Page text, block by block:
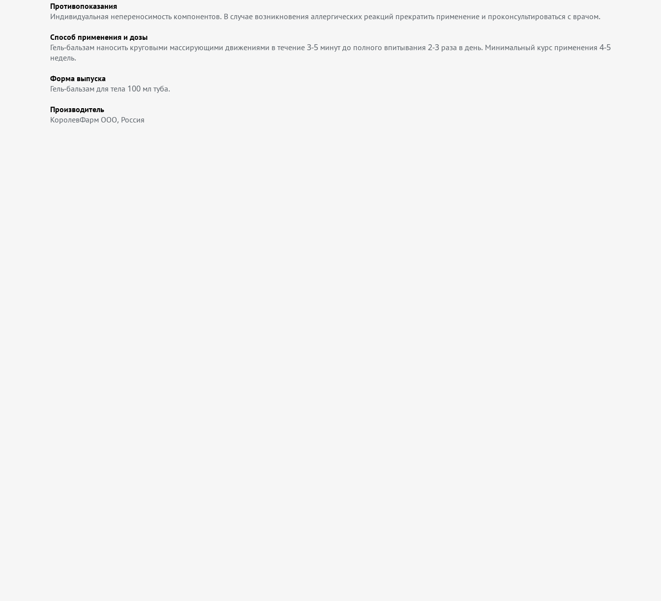
Противопоказания
Индивидуальная непереносимость компонентов. В случае возникновения аллергических реакций прекратить применение и проконсультироваться с врачом.
Способ применения и дозы
Гель-бальзам наносить круговыми массирующими движениями в течение 3-5 минут до полного впитывания 2-3 раза в день. Минимальный курс применения 4-5
недель.
Форма выпуска
Гель-бальзам для тела 100 мл туба.
Производитель
КоролевФарм ООО, Россия